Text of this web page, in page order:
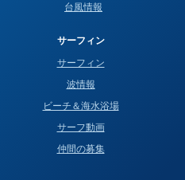
台風情報
サーフィン
サーフィン
波情報
ビーチ＆海水浴場
サーフ動画
仲間の募集